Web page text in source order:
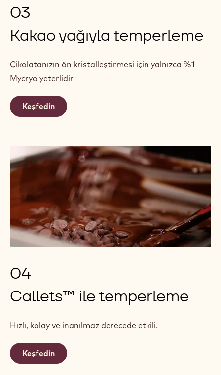
03
Kakao yağıyla temperleme
Çikolatanızın ön kristalleştirmesi için yalnızca %1
Mycryo yeterlidir.
Keşfedin
04
Callets™ ile temperleme
Hızlı, kolay ve inanılmaz derecede etkili.
Keşfedin